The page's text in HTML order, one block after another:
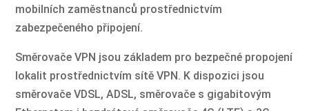
mobilních zaměstnanců prostřednictvím
zabezpečeného připojení.
Směrovače VPN jsou základem pro bezpečné propojení
lokalit prostřednictvím sítě VPN. K dispozici jsou
směrovače VDSL, ADSL, směrovače s gigabitovým